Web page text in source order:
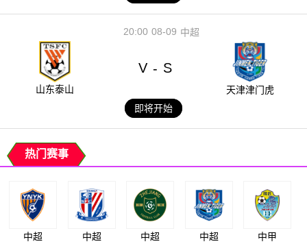
08-09
20:00 中超
山东泰山
V - S
天津津门虎
即将开始
热门赛事
中超 中超 中超 中超 中甲